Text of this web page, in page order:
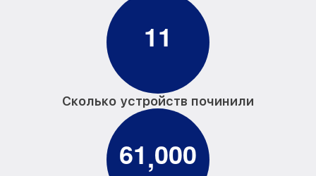
11
Сколько устройств починили
61,000